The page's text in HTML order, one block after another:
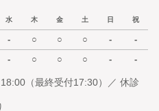
水 木 金 土 日 祝
- ○ ○ ○ - -
- ○ ○ ○ - -
（最終受付17:30）／ 休診